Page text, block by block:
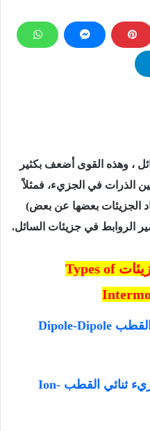
، وهذه القوى أضعف بكثير
الذرات في الجزيء، فمثلاً
الجزیئات بعضھا عن بعض)
الروابط في جزیئات السائل.
Types of
(1) قوى ثنائي القطب – ثنائي القطب Dipole-Dipole
(2) قوى التجاذب بين أيون وجزيء ثنائي القطب Ion-